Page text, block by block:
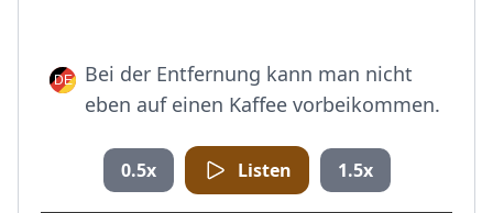
Bei der Entfernung kann man nicht
eben auf einen Kaffee vorbeikommen.
0.5x Listen 1.5x